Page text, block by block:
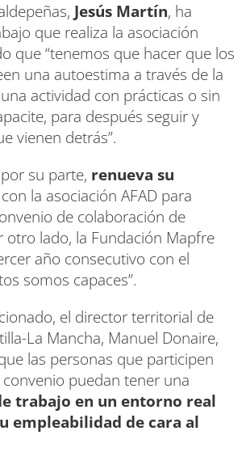
Jesús Martín, ha
que realiza la asociación
que “tenemos que hacer que los
una autoestima a través de la
actividad con prácticas o sin
para después seguir y
vienen detrás”.
su parte, renueva su
con la asociación AFAD para
de colaboración de
otro lado, la Fundación Mapfre
año consecutivo con el
somos capaces”.
el director territorial de
La Mancha, Manuel Donaire,
las personas que participen
puedan tener una
trabajo en un entorno real
empleabilidad de cara al